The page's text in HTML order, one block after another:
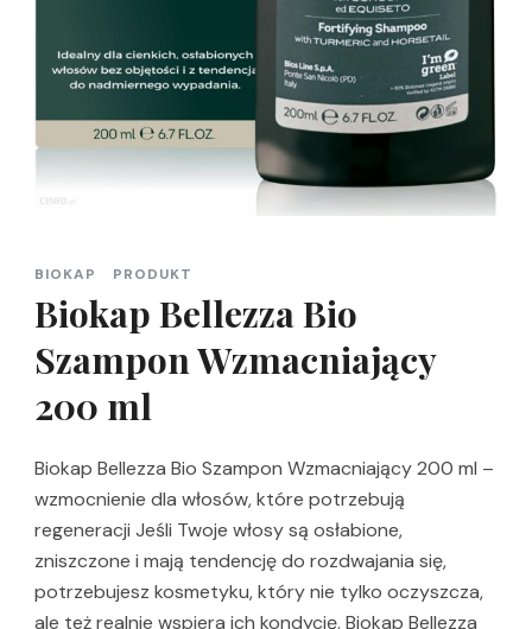
BIOKAP PRODUKT
Biokap Bellezza Bio
Szampon Wzmacniający
200 ml
Biokap Bellezza Bio Szampon Wzmacniający 200 ml –
wzmocnienie dla włosów, które potrzebują
regeneracji Jeśli Twoje włosy są osłabione,
zniszczone i mają tendencję do rozdwajania się,
potrzebujesz kosmetyku, który nie tylko oczyszcza,
ale też realnie wspiera ich kondycję. Biokap Bellezza